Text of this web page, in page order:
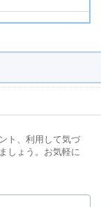
ト、利用して気づ
しょう。お気軽に